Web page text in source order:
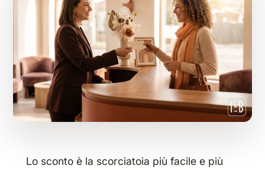
Lo sconto è la scorciatoia più facile e più